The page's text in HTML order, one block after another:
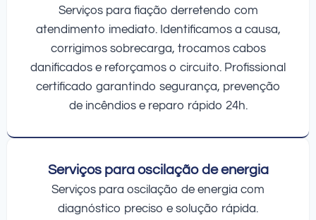
Serviços para fiação derretendo com
atendimento imediato. Identificamos a causa,
corrigimos sobrecarga, trocamos cabos
danificados e reforçamos o circuito. Profissional
certificado garantindo segurança, prevenção
de incêndios e reparo rápido 24h.
Serviços para oscilação de energia
Serviços para oscilação de energia com
diagnóstico preciso e solução rápida.